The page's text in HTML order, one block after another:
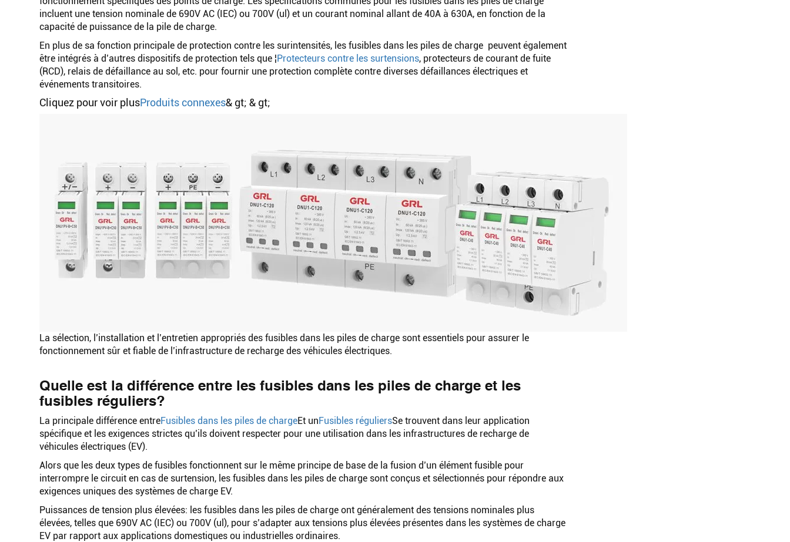
incluent une tension nominale de 690V AC (IEC) ou 700V (ul) et un courant nominal allant de 40A à 630A, en fonction de la
capacité de puissance de la pile de charge.
En plus de sa fonction principale de protection contre les surintensités, les fusibles dans les piles de charge ​ peuvent également
être intégrés à d’autres dispositifs de protection tels que ¦Protecteurs contre les surtensions, protecteurs de courant de fuite
(RCD), relais de défaillance au sol, etc. pour fournir une protection complète contre diverses défaillances électriques et
événements transitoires.
Cliquez pour voir plusProduits connexes& gt; & gt;
La sélection, l’installation et l’entretien appropriés des fusibles dans les piles de charge sont essentiels pour assurer le
fonctionnement sûr et fiable de l’infrastructure de recharge des véhicules électriques.
Quelle est la différence entre les fusibles dans les piles de charge et les
fusibles réguliers?
La principale différence entreFusibles dans les piles de chargeEt unFusibles réguliersSe trouvent dans leur application
spécifique et les exigences strictes qu’ils doivent respecter pour une utilisation dans les infrastructures de recharge de
véhicules électriques (EV).
Alors que les deux types de fusibles fonctionnent sur le même principe de base de la fusion d’un élément fusible pour
interrompre le circuit en cas de surtension, les fusibles dans les piles de charge sont conçus et sélectionnés pour répondre aux
exigences uniques des systèmes de charge EV.
Puissances de tension plus élevées: les fusibles dans les piles de charge ont généralement des tensions nominales plus
élevées, telles que 690V AC (IEC) ou 700V (ul), pour s’adapter aux tensions plus élevées présentes dans les systèmes de charge
EV par rapport aux applications domestiques ou industrielles ordinaires.
Rechercher